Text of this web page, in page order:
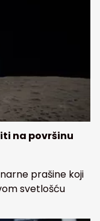
na površinu
prašine koji
svetlošću